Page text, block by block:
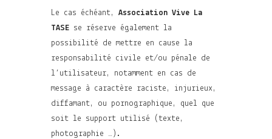
Le cas échéant, Association Vive La
TASE se réserve également la
possibilité de mettre en cause la
responsabilité civile et/ou pénale de
l’utilisateur, notamment en cas de
message à caractère raciste, injurieux,
diffamant, ou pornographique, quel que
soit le support utilisé (texte,
photographie …).